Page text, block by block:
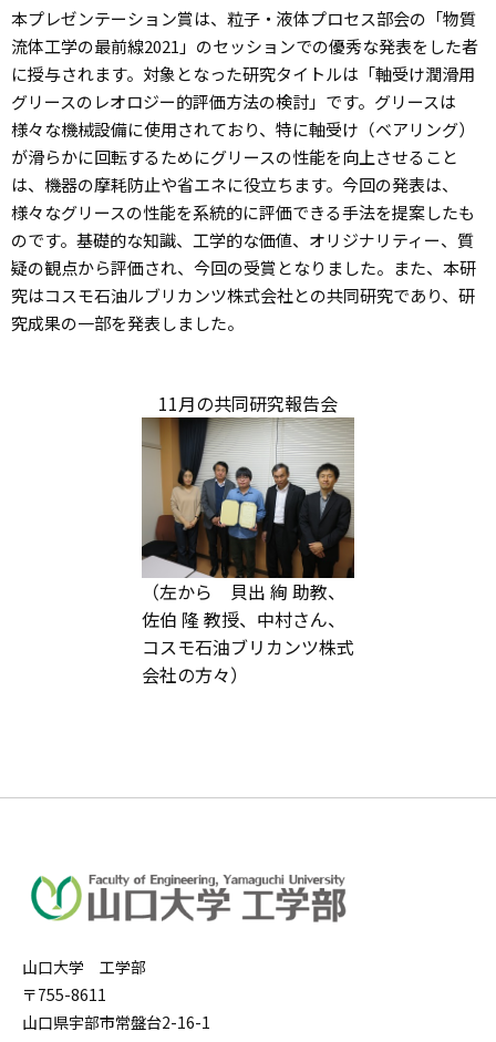
本プレゼンテーション賞は、粒子・液体プロセス部会の「物質
流体工学の最前線2021」のセッションでの優秀な発表をした者
に授与されます。対象となった研究タイトルは「軸受け潤滑用
グリースのレオロジー的評価方法の検討」です。グリースは
様々な機械設備に使用されており、特に軸受け（ベアリング）
が滑らかに回転するためにグリースの性能を向上させること
は、機器の摩耗防止や省エネに役立ちます。今回の発表は、
様々なグリースの性能を系統的に評価できる手法を提案したも
のです。基礎的な知識、工学的な価値、オリジナリティー、質
疑の観点から評価され、今回の受賞となりました。また、本研
究はコスモ石油ルブリカンツ株式会社との共同研究であり、研
究成果の一部を発表しました。
11月の共同研究報告会
（左から 貝出 絢 助教、
佐伯 隆 教授、中村さん、
コスモ石油ブリカンツ株式
会社の方々）
山口大学 工学部
〒755-8611
山口県宇部市常盤台2-16-1